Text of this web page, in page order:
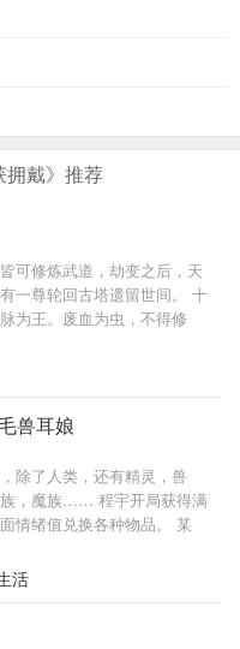
拥戴》推荐
可修炼武道，劫变之后，天
一尊轮回古塔遗留世间。 十
为王。废血为虫，不得修
玄幻异世界，以废品血脉踏
兽耳娘
除了人类，还有精灵，兽
，魔族…… 程宇开局获得满
情绪值兑换各种物品。 某
主去哪儿了吗？” “不知道，
骷髅领主去哪儿了。” 说着，
汤。
活